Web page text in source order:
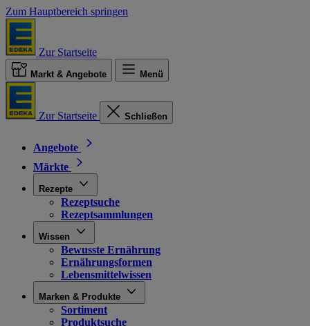
Zum Hauptbereich springen
Zur Startseite
Markt & Angebote Menü
Zur Startseite Schließen
Angebote
Märkte
Rezepte
Rezeptsuche
Rezeptsammlungen
Wissen
Bewusste Ernährung
Ernährungsformen
Lebensmittelwissen
Marken & Produkte
Sortiment
Produktsuche